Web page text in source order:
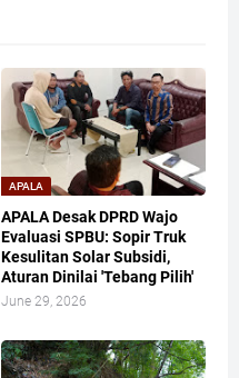
APALA
APALA Desak DPRD Wajo
Evaluasi SPBU: Sopir Truk
Kesulitan Solar Subsidi,
Aturan Dinilai 'Tebang Pilih'
June 29, 2026